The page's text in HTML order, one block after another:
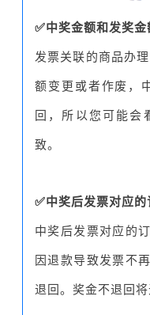
✅中奖金额和发奖
发票关联的商品办
额变更或者作废，
回，所以您可能会
致。
✅中奖后发票对应
中奖后发票对应的
因退款导致发票不
退回。奖金不退回将